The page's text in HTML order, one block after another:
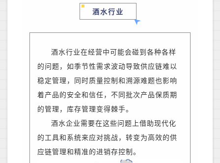
酒水行业
酒水行业在经营 中可能会碰到各种各样
的问题，如季节性需求波动导致供应链难以
稳定管理，同时质量控制和溯源难题也影响
着产品的安全和信任，不同批次产品保质期
的管理，库存管理变得棘手。
酒水企业需要在这些问题上借助现代化
的工具和系统来应对挑战，转变为 高效的供
应链管理和精准的进销存控制 。